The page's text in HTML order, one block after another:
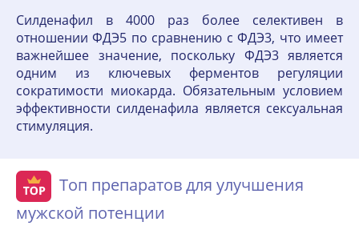
Силденафил в 4000 раз более селективен в
отношении ФДЭ5 по сравнению с ФДЭ3, что имеет
важнейшее значение, поскольку ФДЭ3 является
одним из ключевых ферментов регуляции
сократимости миокарда. Обязательным условием
эффективности силденафила является сексуальная
стимуляция.
Топ препаратов для улучшения
мужской потенции